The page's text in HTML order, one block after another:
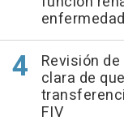
Revisión
clara de
FIV